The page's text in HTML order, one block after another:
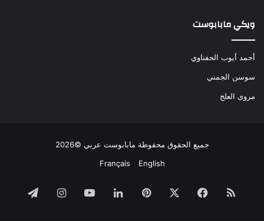
ويكي مابابوست
أحمد أيوب الحفناوي
سوسن الجمني
مروى العلج
جميع الحقوق محفوظة مابابوست عربي ©2026
English
Français
ملخصفيسبوك بينتيريستلينكدإن‫YouTubeانستقرام